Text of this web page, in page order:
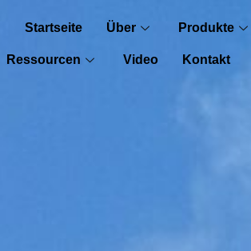
Startseite Über Produkte
Ressourcen Video Kontakt